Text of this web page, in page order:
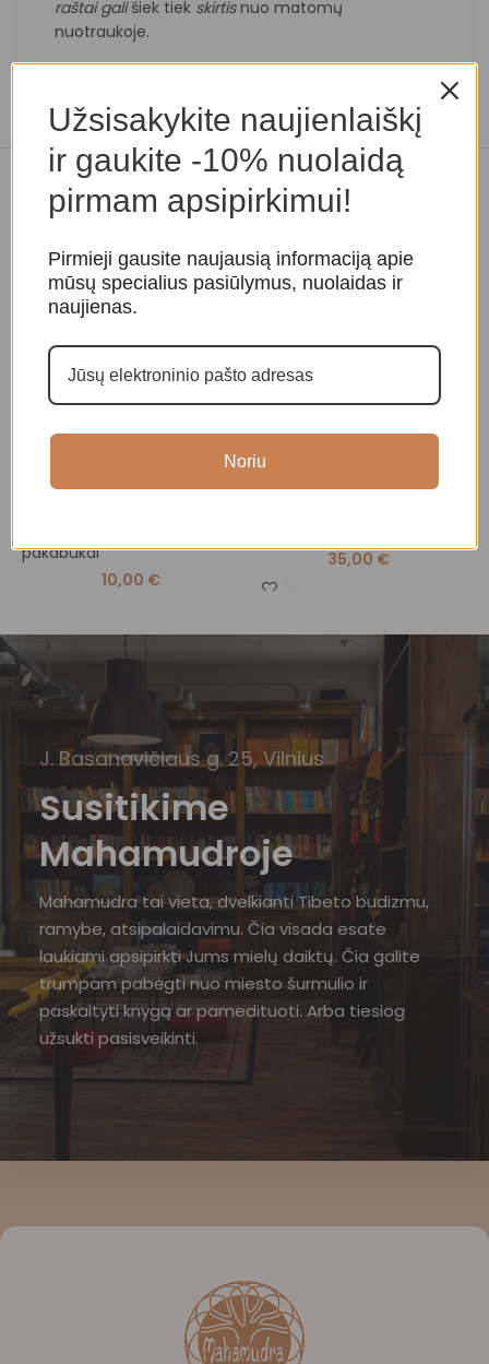
raštai gališiek tiek skirtisnuo matomų
nuotraukoje.
Panašios prekės
malunėlis”
pakabukai
10,00 €
Obsidiano pakabukas
35,00 €
J. Basanavičiaus g. 25, Vilnius
Susitikime
Mahamudroje
Mahamudra tai vieta, dvelkianti Tibeto budizmu,
ramybe, atsipalaidavimu. Čia visada esate
laukiami apsipirkti Jums mielų daiktų. Čia galite
trumpam pabėgti nuo miesto šurmulio ir
paskaityti knygą ar pamedituoti. Arba tiesiog
užsukti pasisveikinti.
Užsisakykite naujienlaiškį
ir gaukite -10% nuolaidą
pirmam apsipirkimui!
Pirmieji gausite naujausią informaciją apie
mūsų specialius pasiūlymus, nuolaidas ir
naujienas.
Noriu